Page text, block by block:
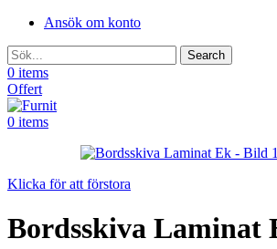
Ansök om konto
Search
0 items
Offert
0 items
Klicka för att förstora
Bordsskiva Laminat